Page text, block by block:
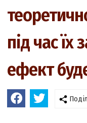
під час
ефект